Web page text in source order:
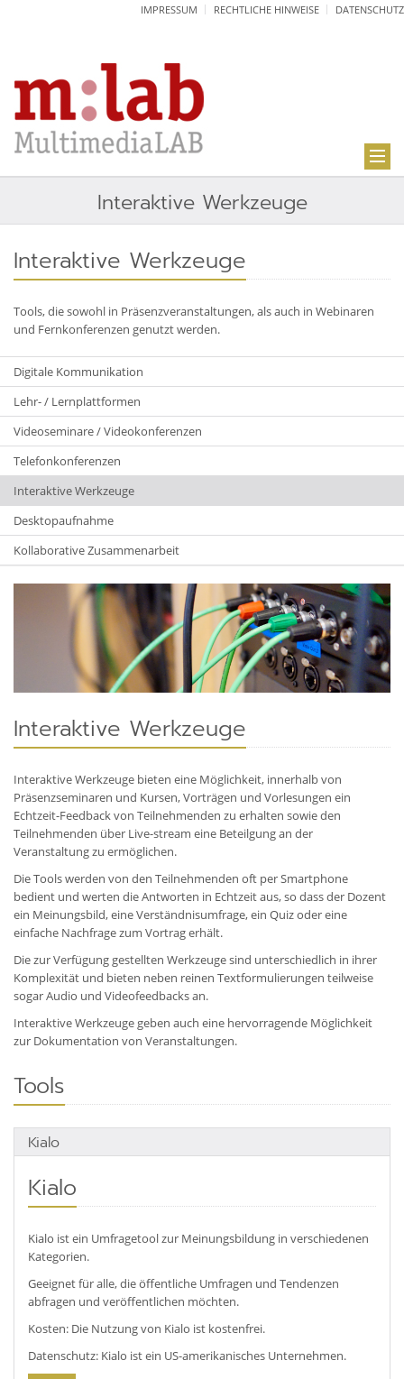
IMPRESSUM RECHTLICHE HINWEISE DATENSCHUTZ
Interaktive Werkzeuge
Interaktive Werkzeuge
Tools, die sowohl in Präsenzveranstaltungen, als auch in Webinaren
und Fernkonferenzen genutzt werden.
Digitale Kommunikation
Lehr- / Lernplattformen
Videoseminare / Videokonferenzen
Telefonkonferenzen
Interaktive Werkzeuge
Desktopaufnahme
Kollaborative Zusammenarbeit
Interaktive Werkzeuge
Interaktive Werkzeuge bieten eine Möglichkeit, innerhalb von
Präsenzseminaren und Kursen, Vorträgen und Vorlesungen ein
Echtzeit-Feedback von Teilnehmenden zu erhalten sowie den
Teilnehmenden über Live-stream eine Beteilgung an der
Veranstaltung zu ermöglichen.
Die Tools werden von den Teilnehmenden oft per Smartphone
bedient und werten die Antworten in Echtzeit aus, so dass der Dozent
ein Meinungsbild, eine Verständnisumfrage, ein Quiz oder eine
einfache Nachfrage zum Vortrag erhält.
Die zur Verfügung gestellten Werkzeuge sind unterschiedlich in ihrer
Komplexität und bieten neben reinen Textformulierungen teilweise
sogar Audio und Videofeedbacks an.
Interaktive Werkzeuge geben auch eine hervorragende Möglichkeit
zur Dokumentation von Veranstaltungen.
Tools
Kialo
Kialo
Kialo ist ein Umfragetool zur Meinungsbildung in verschiedenen
Kategorien.
Geeignet für alle, die öffentliche Umfragen und Tendenzen
abfragen und veröffentlichen möchten.
Kosten: Die Nutzung von Kialo ist kostenfrei.
Datenschutz: Kialo ist ein US-amerikanisches Unternehmen.